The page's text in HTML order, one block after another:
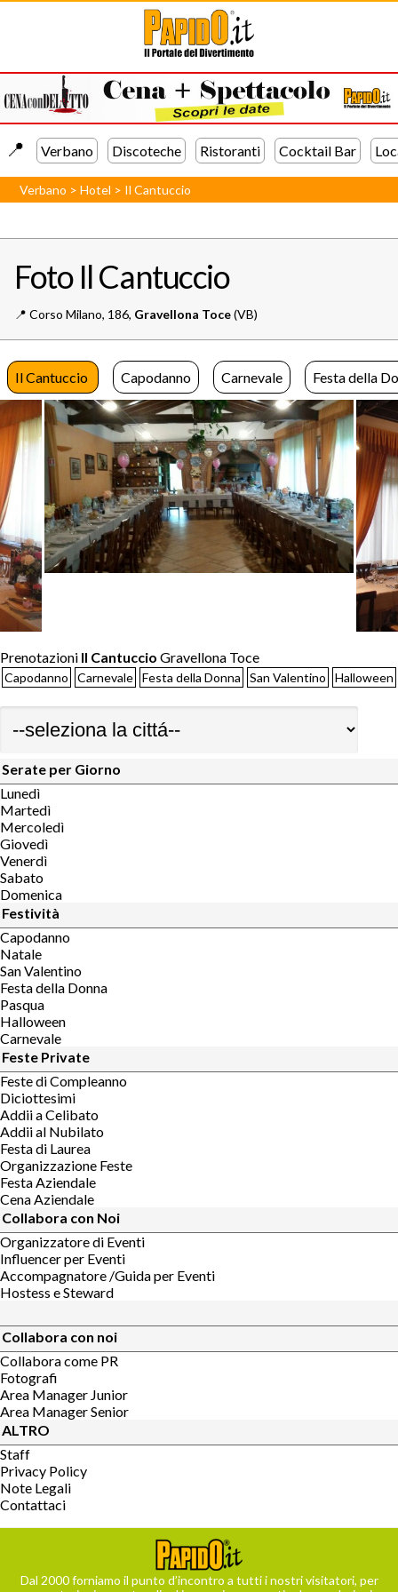
📍️ Verbano Discoteche Ristoranti Cocktail Bar
Verbano >Hotel > Il Cantuccio
Foto Il Cantuccio
📍️ Corso Milano, 186, Gravellona Toce(VB)
Il Cantuccio Capodanno Carnevale Festa della
Prenotazioni Il Cantuccio Gravellona Toce
Capodanno Carnevale Festa della Donna San Valentino Halloween
Serate per Giorno
Lunedì
Martedì
Mercoledì
Giovedì
Venerdì
Sabato
Domenica
Festività
Capodanno
Natale
San Valentino
Festa della Donna
Pasqua
Halloween
Carnevale
Feste Private
Feste di Compleanno
Diciottesimi
Addii a Celibato
Addii al Nubilato
Festa di Laurea
Organizzazione Feste
Festa Aziendale
Cena Aziendale
Collabora con Noi
Organizzatore di Eventi
Influencer per Eventi
Accompagnatore /Guida per Eventi
Hostess e Steward
Collabora con noi
Collabora come PR
Fotografi
Area Manager Junior
Area Manager Senior
ALTRO
Staff
Privacy Policy
Note Legali
Contattaci
Dal 2000 forniamo il punto d’incontro a tutti i nostri visitatori, per